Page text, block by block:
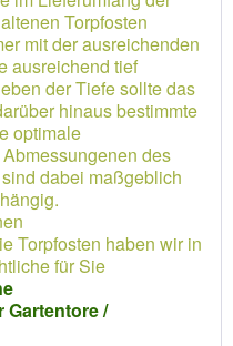
Torpfosten
mit der ausreichenden
ausreichend tief
der Tiefe sollte das
hinaus bestimmte
optimale
des
dabei maßgeblich
Torpfosten haben wir in
für Sie
Gartentore /